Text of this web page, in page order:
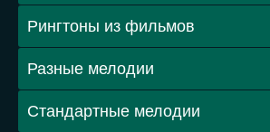
Рингтоны из фильмов
Разные мелодии
Стандартные мелодии